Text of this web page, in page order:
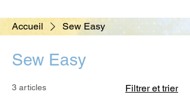
Accueil Sew Easy
Sew Easy
3 articles Filtrer et trier